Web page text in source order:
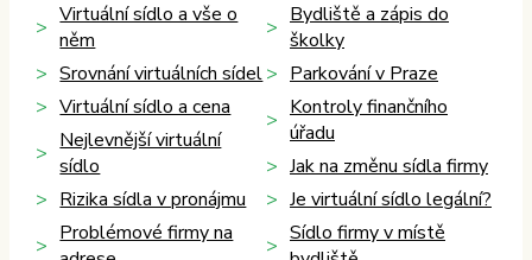
Virtuální sídlo a vše o
něm
Srovnání virtuálních sídel
Virtuální sídlo a cena
Nejlevnější virtuální
sídlo
Rizika sídla v pronájmu
Problémové firmy na
Bydliště a zápis do
školky
Parkování v Praze
Kontroly finančního
úřadu
Jak na změnu sídla firmy
Je virtuální sídlo legální?
Sídlo firmy v místě